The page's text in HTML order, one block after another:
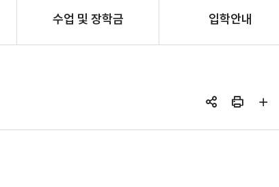
수업 및 장학금 입학안내
공유하기
인쇄글자